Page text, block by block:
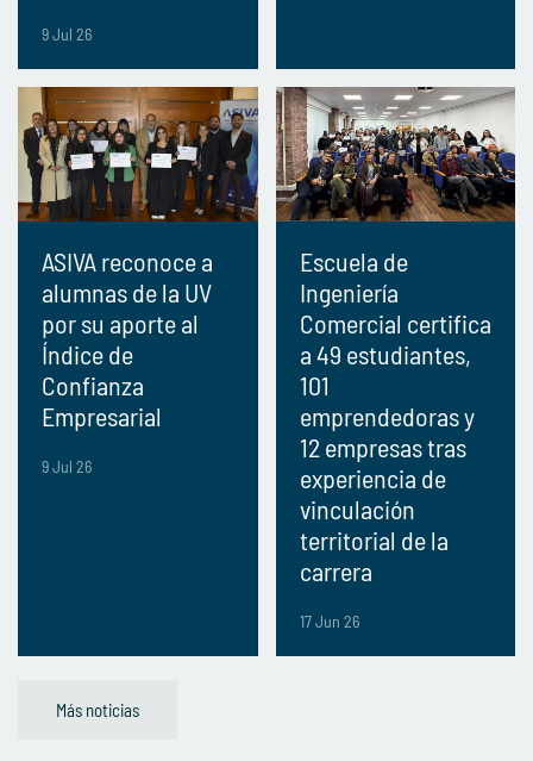
9 Jul 26
ASIVA reconoce a
alumnas de la UV
por su aporte al
Índice de
Confianza
Empresarial
9 Jul 26
Escuela de
Ingeniería
Comercial certifica
a 49 estudiantes,
101
emprendedoras y
12 empresas tras
experiencia de
vinculación
territorial de la
carrera
17 Jun 26
Más noticias